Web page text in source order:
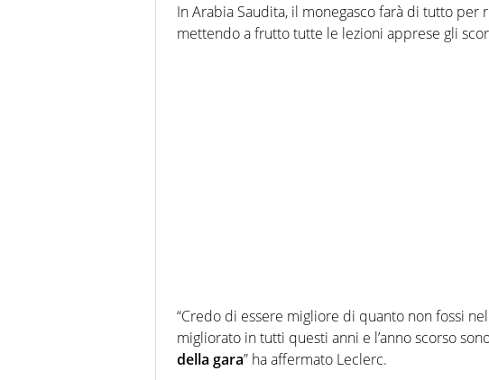
In Arabia Saudita, il monegasco farà di tutto
mettendo a frutto tutte le lezioni apprese gli
“Credo di essere migliore di quanto non fossi
migliorato in tutti questi anni e l’anno scorso
della gara” ha affermato Leclerc.